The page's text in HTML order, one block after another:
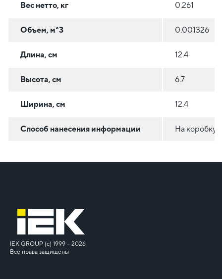
Вес нетто, кг 0.261
Объем, м^3 0.001326
Длина, см 12.4
Высота, см 6.7
Ширина, см 12.4
Способ нанесения информации На коробку
IEK GROUP (c) 1999 – 2026
Все права защищены